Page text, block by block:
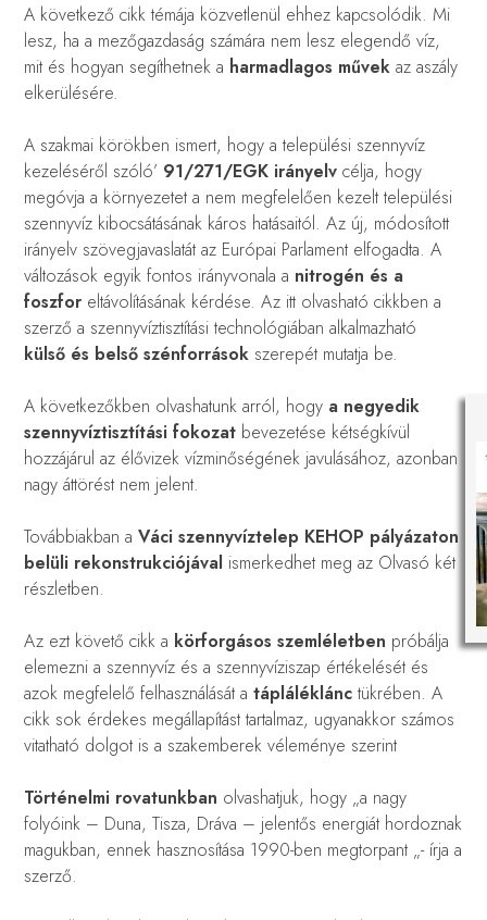
A következő cikk témája közvetlenül ehhez kapcsolódik. Mi
lesz, ha a mezőgazdaság számára nem lesz elegendő víz,
mit és hogyan segíthetnek a harmadlagos művek az aszály
elkerülésére.
A szakmai körökben ismert, hogy a települési szennyvíz
kezeléséről szóló’ 91/271/EGK irányelv célja, hogy
megóvja a környezetet a nem megfelelően kezelt települési
szennyvíz kibocsátásának káros hatásaitól. Az új, módosított
irányelv szövegjavaslatát az Európai Parlament elfogadta. A
változások egyik fontos irányvonala a nitrogén és a
foszfor eltávolításának kérdése. Az itt olvasható cikkben a
szerző a szennyvíztisztítási technológiában alkalmazható
külső és belső szénforrások szerepét mutatja be.
A következőkben olvashatunk arról, hogy a negyedik
szennyvíztisztítási fokozat bevezetése kétségkívül
hozzájárul az élővizek vízminőségének javulásához, azonban
nagy áttörést nem jelent.
Továbbiakban aVáci szennyvíztelep KEHOP pályázaton
belüli rekonstrukciójával ismerkedhet meg az Olvasó két
részletben.
Az ezt követő cikk a körforgásos szemléletben próbálja
elemezni a szennyvíz és a szennyvíziszap értékelését és
azok megfelelő felhasználását a tápláléklánc tükrében. A
cikk sok érdekes megállapítást tartalmaz, ugyanakkor számos
vitatható dolgot is a szakemberek véleménye szerint
Történelmi rovatunkban olvashatjuk, hogy „a nagy
folyóink – Duna, Tisza, Dráva – jelentős energiát hordoznak
magukban, ennek hasznosítása 1990-ben megtorpant „- írja a
szerző.